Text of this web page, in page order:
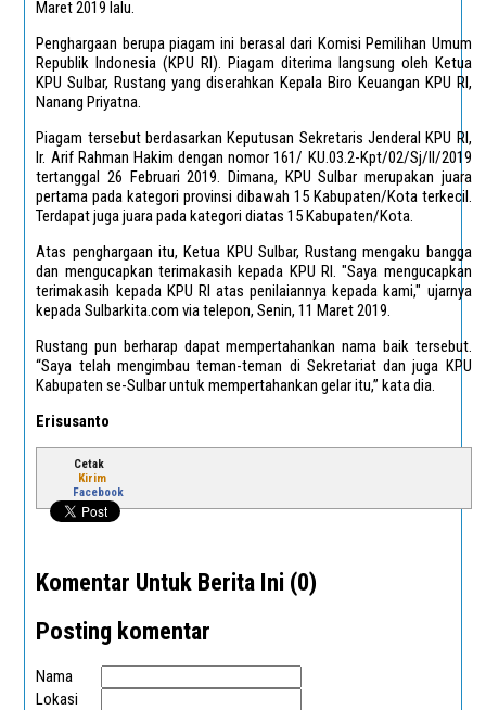
Maret 2019 lalu.
Penghargaan berupa piagam ini berasal dari Komisi Pemilihan Umum
Republik Indonesia (KPU RI). Piagam diterima langsung oleh Ketua
KPU Sulbar, Rustang yang diserahkan Kepala Biro Keuangan KPU RI,
Nanang Priyatna.
Piagam tersebut berdasarkan Keputusan Sekretaris Jenderal KPU RI,
Ir. Arif Rahman Hakim dengan nomor 161/ KU.03.2-Kpt/02/Sj/II/2019
tertanggal 26 Februari 2019. Dimana, KPU Sulbar merupakan juara
pertama pada kategori provinsi dibawah 15 Kabupaten/Kota terkecil.
Terdapat juga juara pada kategori diatas 15 Kabupaten/Kota.
Atas penghargaan itu, Ketua KPU Sulbar, Rustang mengaku bangga
dan mengucapkan terimakasih kepada KPU RI. "Saya mengucapkan
terimakasih kepada KPU RI atas penilaiannya kepada kami," ujarnya
kepada Sulbarkita.com via telepon, Senin, 11 Maret 2019.
Rustang pun berharap dapat mempertahankan nama baik tersebut.
“Saya telah mengimbau teman-teman di Sekretariat dan juga KPU
Kabupaten se-Sulbar untuk mempertahankan gelar itu,” kata dia.
Erisusanto
Cetak
Kirim
Facebook
Komentar Untuk Berita Ini (0)
Posting komentar
Nama
Lokasi